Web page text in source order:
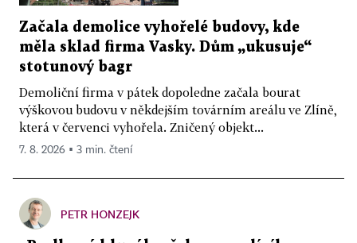
Začala demolice vyhořelé budovy, kde
měla sklad firma Vasky. Dům „ukusuje“
stotunový bagr
Demoliční firma v pátek dopoledne začala bourat
výškovou budovu v někdejším továrním areálu ve Zlíně,
která v červenci vyhořela. Zničený objekt...
7. 8. 2026 ▪ 3 min. čtení
PETR HONZEJK